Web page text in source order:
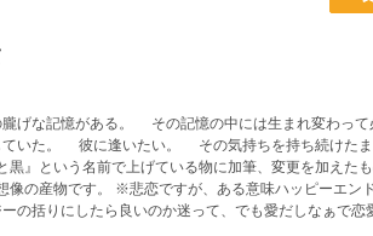
な記憶がある。 その記憶の中には生まれ変わって
人生の先に辿り着
す。 ※悲恋ですが、ある意味ハッピーエンドです。 ♡ランキング
括りにしたら良いのか迷って、でも愛だしなぁで恋